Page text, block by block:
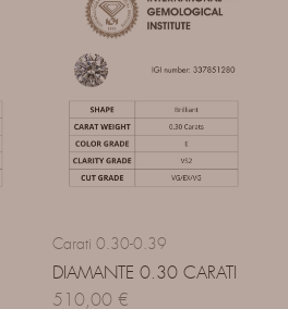
Carati 0.30-0.39
DIAMANTE 0.30 CARATI
510,00 €